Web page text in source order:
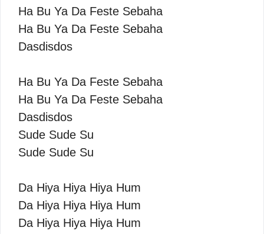
Ha Bu Ya Da Feste Sebaha
Ha Bu Ya Da Feste Sebaha
Dasdisdos
Ha Bu Ya Da Feste Sebaha
Ha Bu Ya Da Feste Sebaha
Dasdisdos
Sude Sude Su
Sude Sude Su
Da Hiya Hiya Hiya Hum
Da Hiya Hiya Hiya Hum
Da Hiya Hiya Hiya Hum